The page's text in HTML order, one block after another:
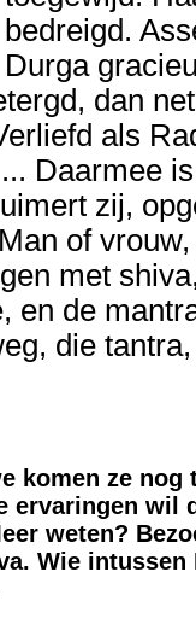
bedreigd.
Durga
dan
als
Daarmee
zij,
of
met
en de
die
komen ze
ervaringen wil
weten?
Wie